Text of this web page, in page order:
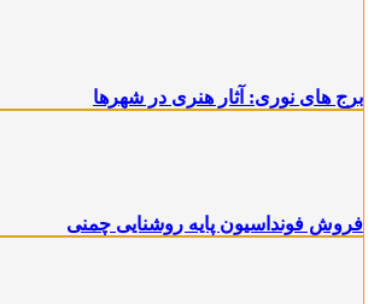
برج های نوری: آثار هنری در شهرها
فروش فونداسیون پایه روشنایی چمنی